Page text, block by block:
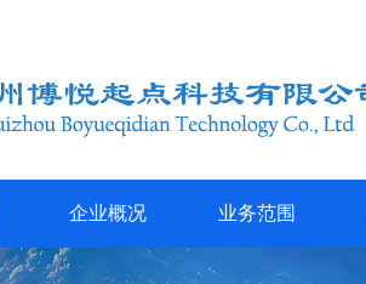
企业概况 业务范围